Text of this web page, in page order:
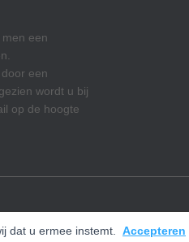
een
een
wordt u bij
op de hoogte
dat u ermee instemt. Accepteren